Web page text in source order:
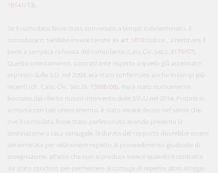
16141/13).
Se il comodato fosse stato convenuto a tempo indeterminato, il
comodatario sarebbe invece tenuto ex art.1810 cod.civ., a restituire il
bene a semplice richiesta del comodante (Cass.Civ. Sez.I, 3179/07).
Questo orientamento, contrastante rispetto a quello già accennato
espresso dalle S.U. nel 2004, era stato confermato anche in tempi più
recenti (cfr. Cass. Civ., Sez.III, 15986/08), ma è stato nuovamente
bocciato dal riferito nuovo intervento delle SSUU nel 2014. Proprio in
armonia con tale orientamento, è stato invece deciso nel senso che,
ove il comodato fosse stato perfezionato avendo presente la
destinazione a casa coniugale, la durata del rapporto dovrebbe essere
determinata per relationem rispetto al provvedimento giudiziale di
assegnazione, effetto che non si produce invece quando il contratto
sia stato concluso per permettere al coniuge di reperire altro alloggio